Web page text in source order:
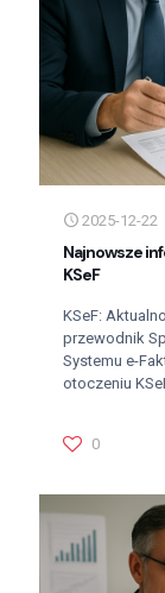
2025-12-22
Najnowsze
KSeF
KSeF:
przewodnik
Systemu e-
otoczeniu
0